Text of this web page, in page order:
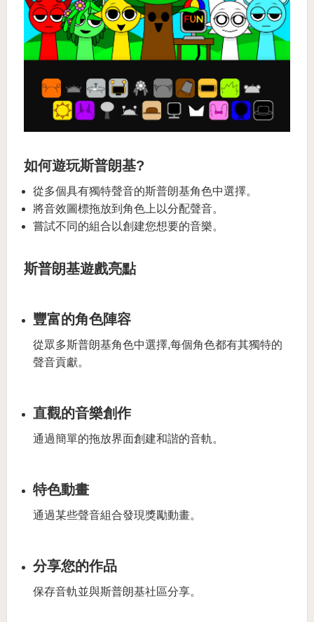
如何遊玩斯普朗基?
從多個具有獨特聲音的斯普朗基角色中選擇。
將音效圖標拖放到角色上以分配聲音。
嘗試不同的組合以創建您想要的音樂。
斯普朗基遊戲亮點
豐富的角色陣容
從眾多斯普朗基角色中選擇,每個角色都有其獨特的
聲音貢獻。
直觀的音樂創作
通過簡單的拖放界面創建和諧的音軌。
特色動畫
通過某些聲音組合發現獎勵動畫。
分享您的作品
保存音軌並與斯普朗基社區分享。